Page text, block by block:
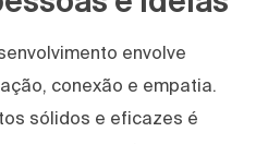
envolve
conexão e empatia.
sólidos e eficazes é